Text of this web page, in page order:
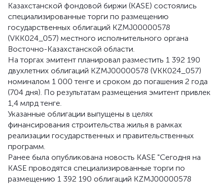
Казахстанской фондовой биржи (KASE) состоялись
специализированные торги по размещению
государственных облигаций KZMJ00000578
(VKK024_057) местного исполнительного органа
Восточно-Казахстанской области.
На торгах эмитент планировал разместить 1 392 190
двухлетних облигаций KZMJ00000578 (VKK024_057)
номиналом 1 000 тенге и сроком до погашения 2 года
(704 дня). По результатам размещения эмитент привлек
1,4 млрд тенге.
Указанные облигации выпущены в целях
финансирования строительства жилья в рамках
реализации государственных и правительственных
программ.
Ранее была опубликована новость KASE "Сегодня на
KASE проводятся специализированные торги по
размещению 1 392 190 облигаций KZMJ00000578